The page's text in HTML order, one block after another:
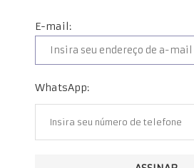
E-mail:
WhatsApp: